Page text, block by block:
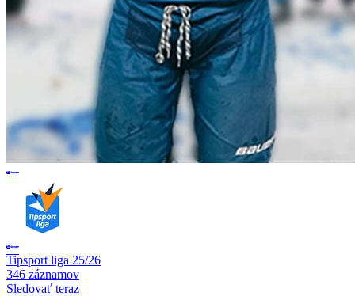
Tipsport liga 25/26
346 záznamov
Sledovať teraz